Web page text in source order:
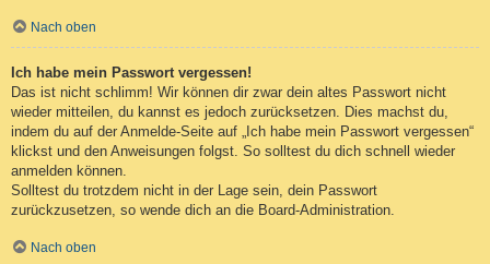
Nach oben
Ich habe mein Passwort vergessen!
Das ist nicht schlimm! Wir können dir zwar dein altes Passwort nicht
wieder mitteilen, du kannst es jedoch zurücksetzen. Dies machst du,
indem du auf der Anmelde-Seite auf „Ich habe mein Passwort vergessen“
klickst und den Anweisungen folgst. So solltest du dich schnell wieder
anmelden können.
Solltest du trotzdem nicht in der Lage sein, dein Passwort
zurückzusetzen, so wende dich an die Board-Administration.
Nach oben